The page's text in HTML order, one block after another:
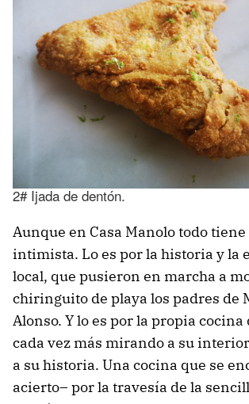
2# Ijada de dentón.
Aunque en Casa Manolo todo
intimista. Lo es por la historia y la
local, que pusieron en marcha a
chiringuito de playa los padres de
Alonso. Y lo es por la propia
cada vez más mirando a su
a su historia. Una cocina que se
acierto– por la travesía de la